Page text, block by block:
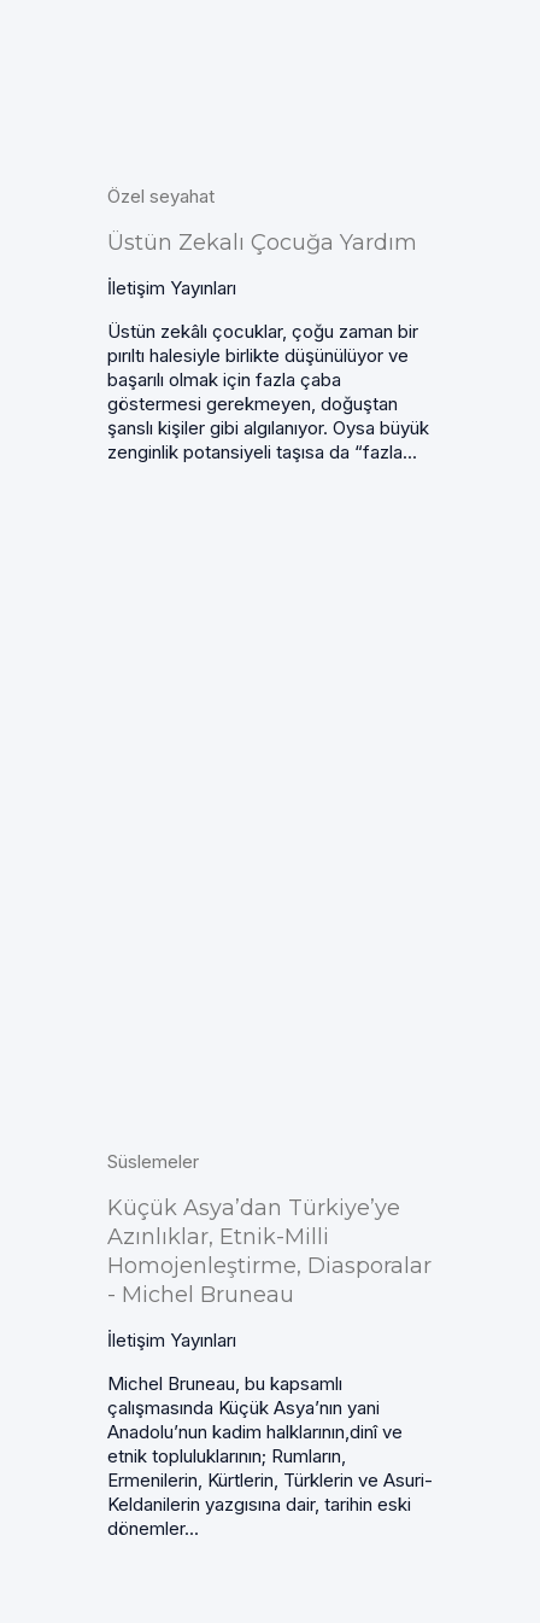
Özel seyahat
Üstün Zekalı Çocuğa Yardım
İletişim Yayınları
Üstün zekâlı çocuklar, çoğu zaman bir
pırıltı halesiyle birlikte düşünülüyor ve
başarılı olmak için fazla çaba
göstermesi gerekmeyen, doğuştan
şanslı kişiler gibi algılanıyor. Oysa büyük
zenginlik potansiyeli taşısa da “fazla...
Süslemeler
Küçük Asya’dan Türkiye’ye
Azınlıklar, Etnik-Milli
Homojenleştirme, Diasporalar
- Michel Bruneau
İletişim Yayınları
Michel Bruneau, bu kapsamlı
çalışmasında Küçük Asya’nın yani
Anadolu’nun kadim halklarının,dinî ve
etnik topluluklarının; Rumların,
Ermenilerin, Kürtlerin, Türklerin ve Asuri-
Keldanilerin yazgısına dair, tarihin eski
dönemler...